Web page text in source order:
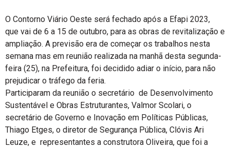
O Contorno Viário Oeste será fechado após a Efapi 2023,
que vai de 6 a 15 de outubro, para as obras de revitalização e
ampliação. A previsão era de começar os trabalhos nesta
semana mas em reunião realizada na manhã desta segunda-
feira (25), na Prefeitura, foi decidido adiar o início, para não
prejudicar o tráfego da feria.
Participaram da reunião o secretário de Desenvolvimento
Sustentável e Obras Estruturantes, Valmor Scolari, o
secretário de Governo e Inovação em Políticas Públicas,
Thiago Etges, o diretor de Segurança Pública, Clóvis Ari
Leuze, e representantes a construtora Oliveira, que foi a